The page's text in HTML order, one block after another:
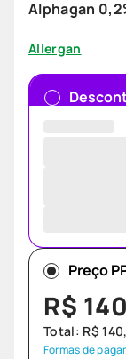
Alphagan
Allergan
Preço
R$ 140
Total: R$ 140,
Formas de